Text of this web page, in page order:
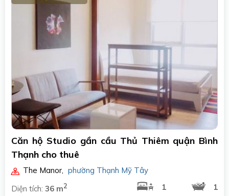
Căn hộ Studio gần cầu Thủ Thiêm quận Bình
Thạnh cho thuê
The Manor
phường Thạnh Mỹ Tây
Diện tích: 36 m2 1
1